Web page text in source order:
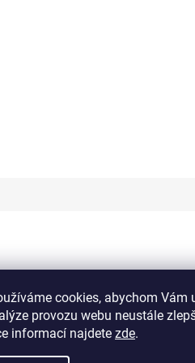
cookies, abychom
provozu webu neustále
informací najdete zde.
z pružného a odolného gumového
komfort během jízdy.
umožňují snadné připnutí
koně